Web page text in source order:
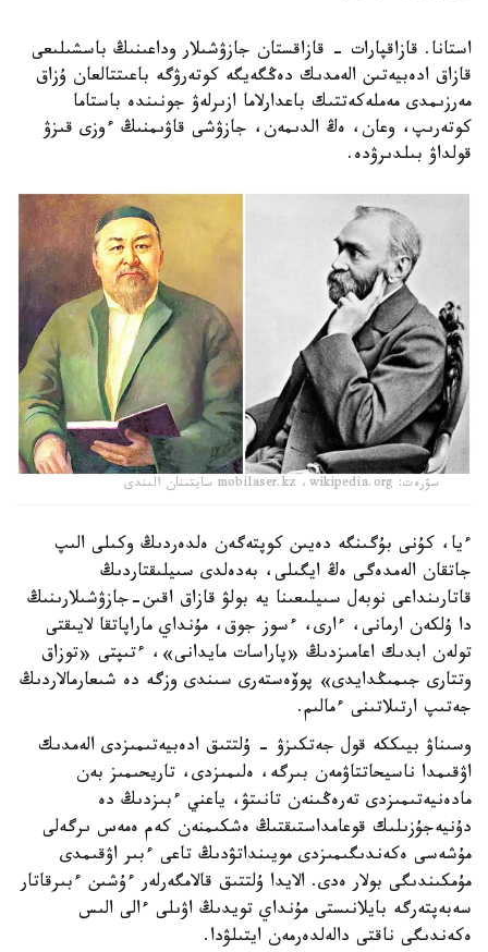
استانا. قازاقپارات - قازاقستان جازۋشىلار وداعىنىڭ باسشىلىعى
قازاق ادەبيەتىن الەمدىك دەڭگەيگە كوتەرۋگە باعىتتالعان ۇزاق
مەرزىمدى مەملەكەتتىك باعدارلاما ازىرلەۋ جونىندە باستاما
كوتەرىپ، وعان، ەڭ الدىمەن، جازۋشى قاۋىمنىڭ ءوزى قىزۋ
قولداۋ بىلدىرۋدە.
سۋرەت: mobilaser.kz ،wikipedia.org سايتىنان الىندى
ءيا، كۇنى بۇگىنگە دەيىن كوپتەگەن ەلدەردىڭ وكىلى الىپ
جاتقان الەمدەگى ەڭ ايگىلى، بەدەلدى سىيلىقتاردىڭ
قاتارىنداعى نوبەل سىيلىعىنا يە بولۋ قازاق اقىن-جازۋشىلارىنىڭ
دا ۇلكەن ارمانى، ءارى، ءسوز جوق، مۇنداي ماراپاتقا لايىقتى
تولەن ابدىك اعامىزدىڭ «پاراسات مايدانى»، ءتىپتى «توزاق
وتتارى جىمىڭدايدى» پوۆەستەرى سىندى وزگە دە شىعارمالاردىڭ
جەتىپ ارتىلاتىنى ءمالىم.
وسىناۋ بيىككە قول جەتكىزۋ - ۇلتتىق ادەبيەتىمىزدى الەمدىك
اۋقىمدا ناسيحاتتاۋمەن بىرگە، ەلىمىزدى، تاريحىمىز بەن
مادەنيەتىمىزدى تەرەڭىنەن تانىتۋ، ياعني ءبىزدىڭ دە
دۇنيەجۇزىلىك قوعامداستىقتىڭ ەشكىمنەن كەم ەمەس ىرگەلى
مۇشەسى ەكەندىگىمىزدى مويىنداتۋدىڭ تاعى ءبىر اۋقىمدى
مۇمكىندىگى بولار ەدى. الايدا ۇلتتىق قالامگەرلەر ءۇشىن ءبىرقاتار
سەبەپتەرگە بايلانىستى مۇنداي تويدىڭ اۋىلى ءالى الىس
ەكەندىگى ناقتى دالەلدەرمەن ايتىلۋدا.